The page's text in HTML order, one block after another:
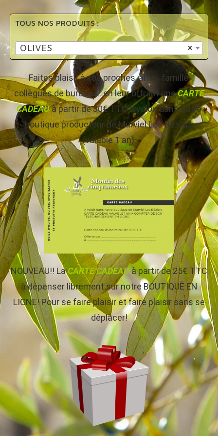
TOUS NOS PRODUITS :
×
OLIVES
Faites plaisir à vos proches, amis, famille,
collègues de bureaux…en leur offrant uneCARTE
CADEAUà partir de 30€ TTC à valoir dans notre
boutique producteur de Murviel Les Béziers
(valable 1 an).
NOUVEAU!! LaCARTE CADEAUà partir de 25€ TTC
à dépenser librement sur notre BOUTIQUE EN
LIGNE! Pour se faire plaisir et faire plaisir sans se
déplacer!